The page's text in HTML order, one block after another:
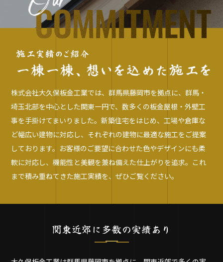
株式会社大久保板金工業では、群馬県藤岡市を拠点に、群馬・
埼玉北部を中心とした関東一円で、数多くの板金屋根・外壁工
事を手掛けてまいりました。新築住宅をはじめ、工場や倉庫な
ど幅広い建物に対応し、それぞれの建物に最適な施工をご提案
しております。お客様のご要望に合わせた色やデザインにも柔
軟に対応し、機能性と美観を兼ね備えた仕上がりを追求。これ
まで積み重ねてきた施工実績を、ぜひご覧ください。
関東近郊に多数の実績あり